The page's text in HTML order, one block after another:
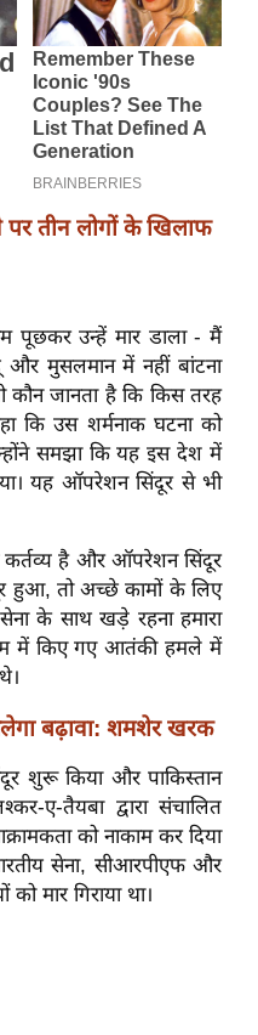
तीन लोगों के खिलाफ
पूछकर उन्हें मार डाला - मैं
और मुसलमान में नहीं बांटना
कौन जानता है कि किस तरह
कि उस शर्मनाक घटना को
समझा कि यह इस देश में
यह ऑपरेशन सिंदूर से भी
कर्तव्य है और ऑपरेशन सिंदूर
हुआ, तो अच्छे कामों के लिए
के साथ खड़े रहना हमारा
में किए गए आतंकी हमले में
बढ़ावा: शमशेर खरक
शुरू किया और पाकिस्तान
ए-तैयबा द्वारा संचालित
को नाकाम कर दिया
सेना, सीआरपीएफ और
मार गिराया था।